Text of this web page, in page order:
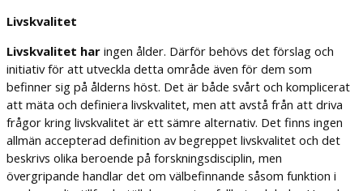
Livskvalitet
Livskvalitet har ingen ålder. Därför behövs det förslag och
initiativ för att utveckla detta område även för dem som
befinner sig på ålderns höst. Det är både svårt och komplicerat
att mäta och definiera livskvalitet, men att avstå från att driva
frågor kring livskvalitet är ett sämre alternativ. Det finns ingen
allmän accepterad definition av begreppet livskvalitet och det
beskrivs olika beroende på forskningsdisciplin, men
övergripande handlar det om välbefinnande såsom funktion i